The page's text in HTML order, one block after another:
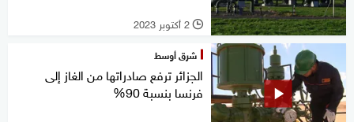
l 2 أكتوبر 2023
شرق أوسط
الجزائر ترفع صادراتها من الغاز إلى
فرنسا بنسبة 90%